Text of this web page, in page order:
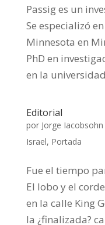
Passig es un
Se especializó
Minnesota en
PhD en
en la
Editorial
por Jorge Iacobsohn
Israel, Portada
Fue el tiempo
El lobo y el
en la calle King
la ¿finalizada?